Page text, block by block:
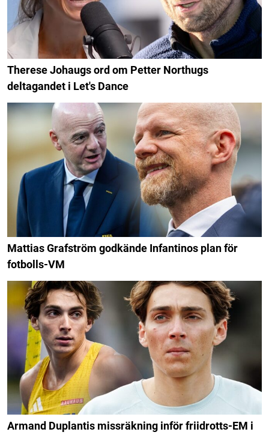
Therese Johaugs ord om Petter Northugs
deltagandet i Let's Dance
Mattias Grafström godkände Infantinos plan för
fotbolls-VM
Armand Duplantis missräkning inför friidrotts-EM i